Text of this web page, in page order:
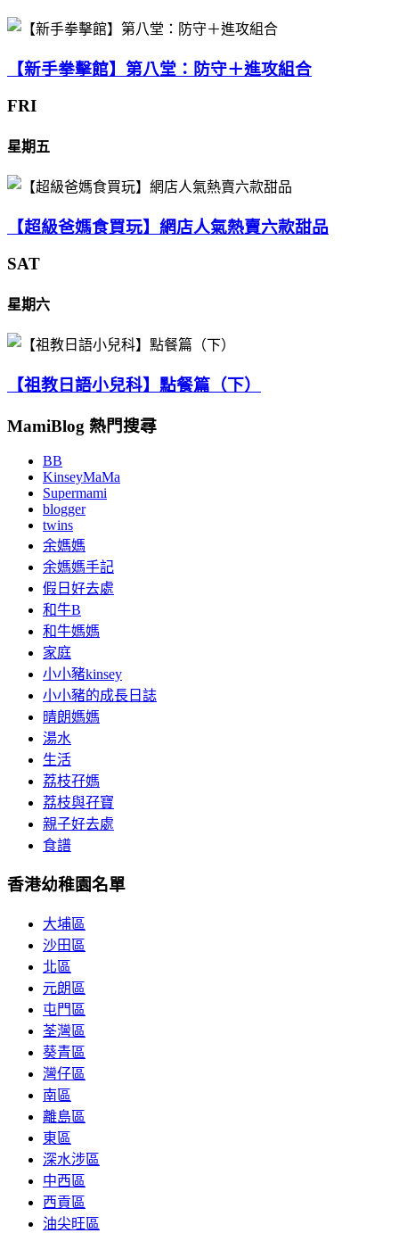
【新手拳擊館】第八堂：防守＋進攻組合
FRI
星期五
【超級爸媽食買玩】網店人氣熱賣六款甜品
SAT
星期六
【祖教日語小兒科】點餐篇（下）
MamiBlog 熱門搜尋
BB
KinseyMaMa
Supermami
blogger
twins
余媽媽
余媽媽手記
假日好去處
和牛B
和牛媽媽
家庭
小小豬kinsey
小小豬的成長日誌
晴朗媽媽
湯水
生活
荔枝孖媽
荔枝與孖寶
親子好去處
食譜
香港幼稚園名單
大埔區
沙田區
北區
元朗區
屯門區
荃灣區
葵青區
灣仔區
南區
離島區
東區
深水涉區
中西區
西貢區
油尖旺區